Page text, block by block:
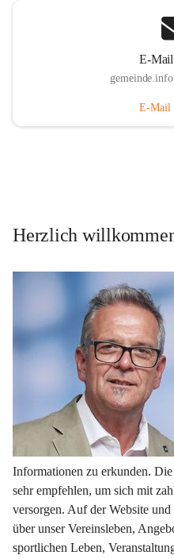
E-Mail
E-Mail
Herzlich
Informationen zu erkunden.
sehr empfehlen, um sich mit
versorgen. Auf der Website
über unser Vereinsleben,
sportlichen Leben,